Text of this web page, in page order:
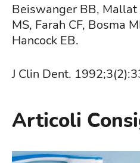
Beiswanger BB, Mallat
MS, Farah CF, Bosma
Hancock EB.
J Clin Dent.
Articoli